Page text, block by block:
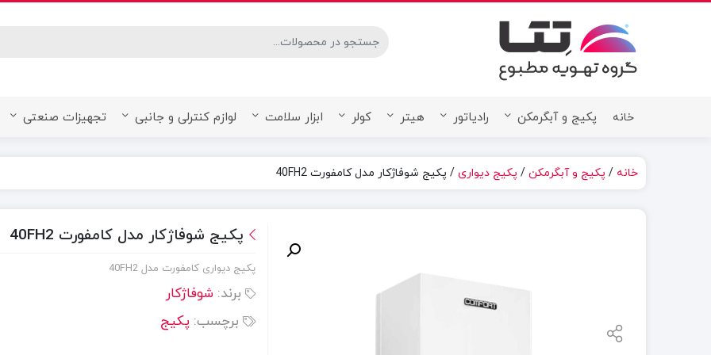
page. Touch device users, explore by touch or with swipe gestures.
خانه پکیج و آبگرمکن رادیاتور هیتر کولر ابزار سلامت لوازم کنترلی و جانبی تجهیزات صنعتی
خانه / پکیج و آبگرمکن / پکیج دیواری / پکیج شوفاژکار مدل کامفورت 40FH2
پکیج شوفاژکار مدل کامفورت 40FH2
پکیج دیواری کامفورت مدل 40FH2
برند: شوفاژکار
برچسب: پکیج